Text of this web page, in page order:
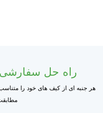
راه حل
هر جنبه ای از کیف های خود را